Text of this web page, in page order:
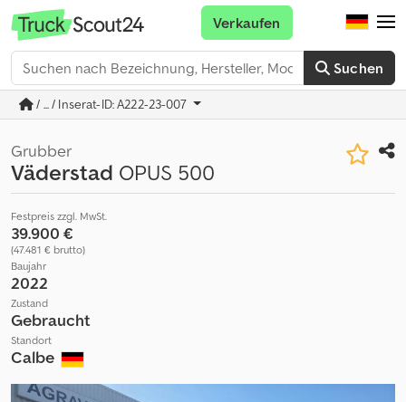
Suchen
Verkaufen
/ ... / Inserat-ID: A222-23-007
Grubber
Väderstad OPUS 500
Festpreis zzgl. MwSt.
39.900 €
(47.481 € brutto)
Baujahr
2022
Zustand
Gebraucht
Standort
Calbe